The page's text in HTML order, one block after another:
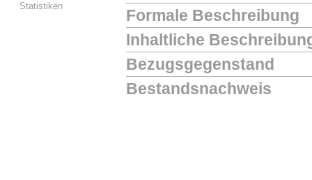
Statistiken
Formale Beschreibung
Inhaltliche
Bezugsgegenstand
Bestandsnachweis